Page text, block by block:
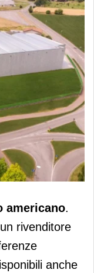
americano
americano.
rivenditore
anche